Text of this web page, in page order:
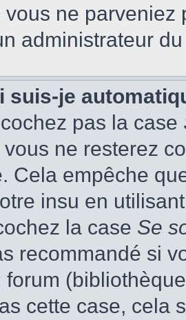
vous ne
administrateur
suis-je
pas la case
ne resterez
Cela empêche
insu en
la case Se
recommandé si
forum
cette case, cela